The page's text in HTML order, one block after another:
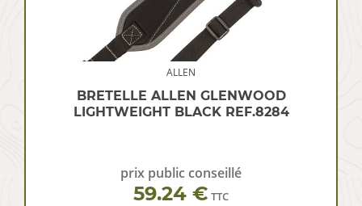
ALLEN
BRETELLE ALLEN GLENWOOD
LIGHTWEIGHT BLACK REF.8284
prix public conseillé
59.24 € TTC